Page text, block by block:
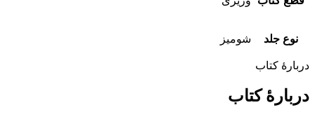
نوع جلد شومیز
دربارهٔ کتاب
دربارهٔ کتاب